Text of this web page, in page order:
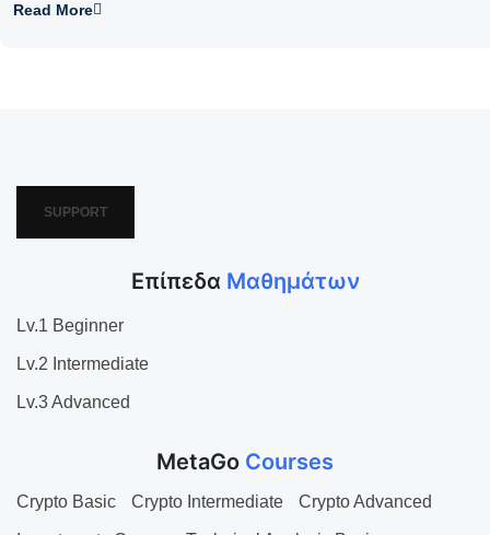
Read More
SUPPORT
Επίπεδα Μαθημάτων
Lv.1 Beginner
Lv.2 Intermediate
Lv.3 Advanced
MetaGo Courses
Crypto Basic Crypto Intermediate Crypto Advanced